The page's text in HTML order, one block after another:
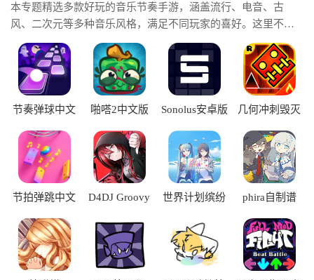
本专题精选多款好玩的音乐节奏手游，涵盖流行、电音、古
风、二次元等多种音乐风格，满足不同玩家的喜好。这里不仅
带来热门音乐节奏手游推荐，帮助你快速找到高品质作品，还
汇集了丰富的音乐节奏手速类游戏，既能挑战反应速度和操作
技巧，又能享受音乐带来的沉浸式体验。
节奏弹球中文
啪嗒2中文版 Sonolus安卓版
几何冲刺毁灭
节拍弹跳中文
D4DJ Groovy
手游
世界计划缤纷
phira自制谱